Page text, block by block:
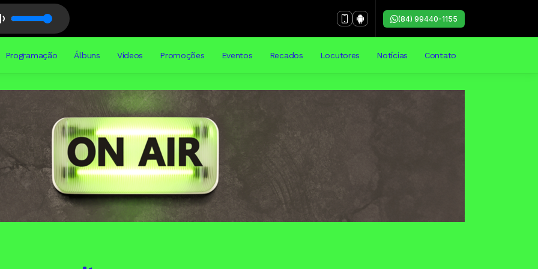
(84) 99440-1155
Programação Álbuns Vídeos Promoções Eventos Recados Locutores Notícias Contato